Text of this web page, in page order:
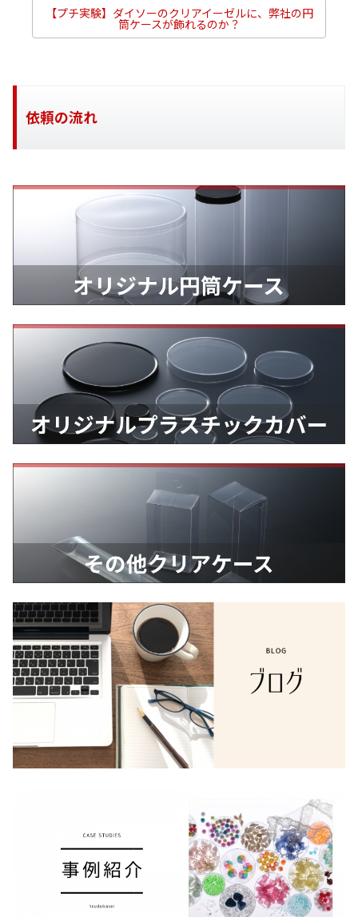
【プチ実験】ダイソーのクリアイーゼルに、弊社の円
筒ケースが飾れるのか？
依頼の流れ